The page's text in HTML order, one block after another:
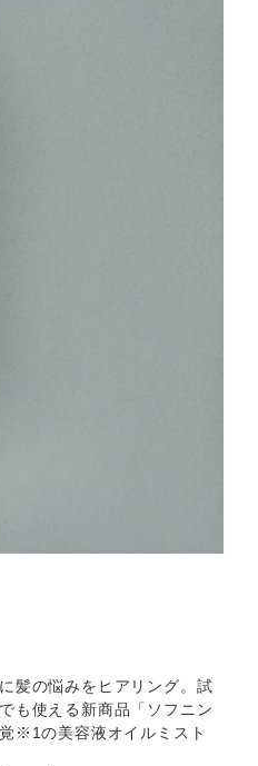
髪の悩みをヒアリング。試
も使える新商品「ソフニン
※1の美容液オイルミスト